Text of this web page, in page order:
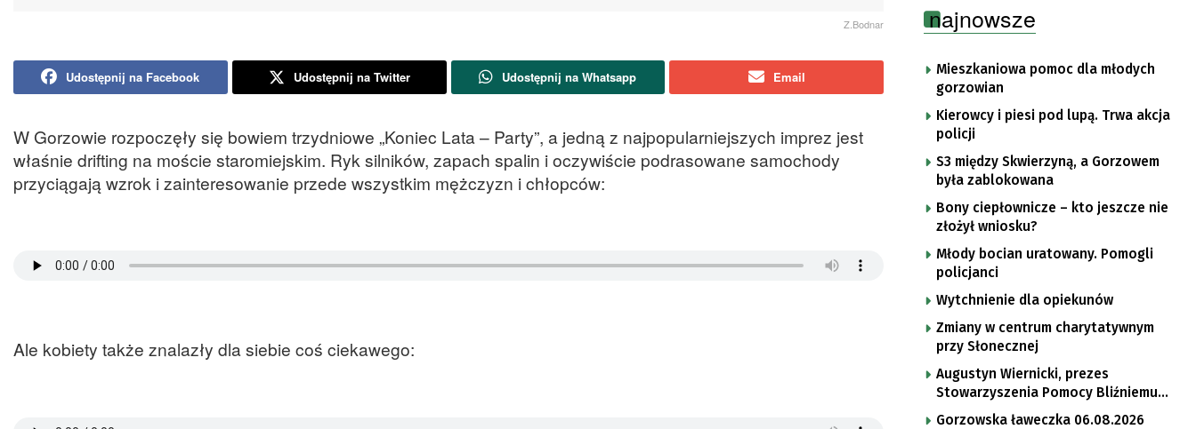
Z.Bodnar
Udostępnij na Facebook Udostępnij na Twitter Udostępnij na Whatsapp Email
W Gorzowie rozpoczęły się bowiem trzydniowe „Koniec Lata – Party”, a jedną z najpopularniejszych imprez jest
właśnie drifting na moście staromiejskim. Ryk silników, zapach spalin i oczywiście podrasowane samochody
przyciągają wzrok i zainteresowanie przede wszystkim mężczyzn i chłopców:
Ale kobiety także znalazły dla siebie coś ciekawego:
najnowsze
Mieszkaniowa pomoc dla młodych
gorzowian
Kierowcy i piesi pod lupą. Trwa akcja
policji
S3 między Skwierzyną, a Gorzowem
była zablokowana
Bony ciepłownicze – kto jeszcze nie
złożył wniosku?
Młody bocian uratowany. Pomogli
policjanci
Wytchnienie dla opiekunów
Zmiany w centrum charytatywnym
przy Słonecznej
Augustyn Wiernicki, prezes
Stowarzyszenia Pomocy Bliźniemu
im. Brata Krystyna
Gorzowska ławeczka 06.08.2026